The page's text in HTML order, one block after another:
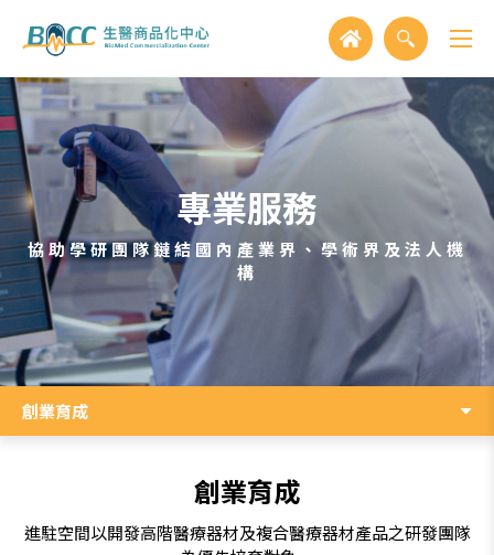
專業服務
協助學研團隊鏈結國內產業界、學術界及法人機
構
創業育成
創業育成
進駐空間以開發高階醫療器材及複合醫療器材產品之研發團隊